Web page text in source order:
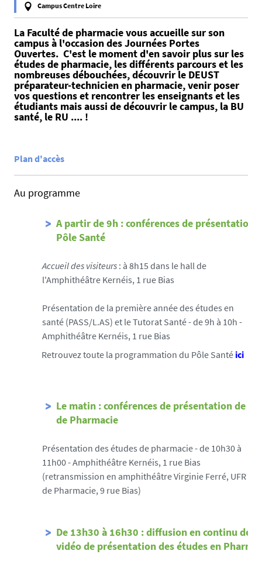
Campus Centre Loire
f
a
l
s
e
f
a
l
La Faculté de pharmacie vous accueille sur son
campus à l'occasion des Journées Portes
Ouvertes. C'est le moment d'en savoir plus sur les
études de pharmacie, les différents parcours et les
nombreuses débouchées, découvrir le DEUST
préparateur-technicien en pharmacie, venir poser
vos questions et rencontrer les enseignants et les
étudiants mais aussi de découvrir le campus, la BU
santé, le RU .... !
Plan d'accès
Au programme
A partir de 9h : conférences de présentation
Pôle Santé
Accueil des visiteurs : à 8h15 dans le hall de
l'Amphithéâtre Kernéis, 1 rue Bias
Présentation de la première année des études en
santé (PASS/L.AS) et le Tutorat Santé - de 9h à 10h -
Amphithéâtre Kernéis, 1 rue Bias
Retrouvez toute la programmation du Pôle Santé ici
Le matin : conférences de présentation de
de Pharmacie
Présentation des études de pharmacie - de 10h30 à
11h00 - Amphithéâtre Kernéis, 1 rue Bias
(retransmission en amphithéâtre Virginie Ferré, UFR
de Pharmacie, 9 rue Bias)
De 13h30 à 16h30 : diffusion en continu de la
vidéo de présentation des études en